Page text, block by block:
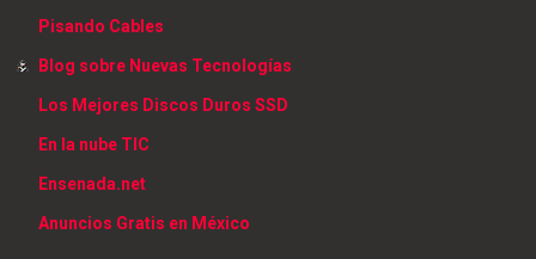
Pisando Cables
Blog sobre Nuevas Tecnologías
Los Mejores Discos Duros SSD
En la nube TIC
Ensenada.net
Anuncios Gratis en México